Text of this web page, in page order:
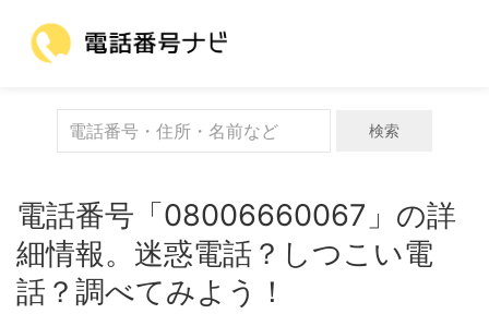
検索
電話番号「08006660067」の詳
細情報。迷惑電話？しつこい電
話？調べてみよう！